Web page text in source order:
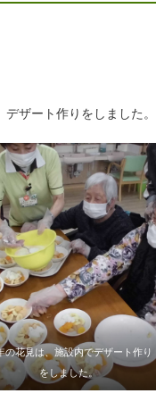
ザート作りをしました。
の花見は、施設内でデザート作り
をしました。